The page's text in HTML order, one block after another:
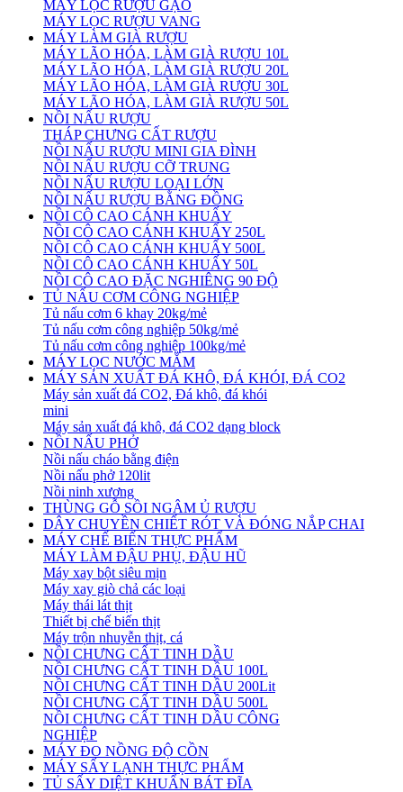
MÁY LỌC RƯỢU GẠO
MÁY LỌC RƯỢU VANG
MÁY LÀM GIÀ RƯỢU
MÁY LÃO HÓA, LÀM GIÀ RƯỢU 10L
MÁY LÃO HÓA, LÀM GIÀ RƯỢU 20L
MÁY LÃO HÓA, LÀM GIÀ RƯỢU 30L
MÁY LÃO HÓA, LÀM GIÀ RƯỢU 50L
NỒI NẤU RƯỢU
THÁP CHƯNG CẤT RƯỢU
NỒI NẤU RƯỢU MINI GIA ĐÌNH
NỒI NẤU RƯỢU CỠ TRUNG
NỒI NẤU RƯỢU LOẠI LỚN
NỒI NẤU RƯỢU BẰNG ĐỒNG
NỒI CÔ CAO CÁNH KHUẤY
NỒI CÔ CAO CÁNH KHUẤY 250L
NỒI CÔ CAO CÁNH KHUẤY 500L
NỒI CÔ CAO CÁNH KHUẤY 50L
NỒI CÔ CAO ĐẶC NGHIÊNG 90 ĐỘ
TỦ NẤU CƠM CÔNG NGHIỆP
Tủ nấu cơm 6 khay 20kg/mẻ
Tủ nấu cơm công nghiệp 50kg/mẻ
Tủ nấu cơm công nghiệp 100kg/mẻ
MÁY LỌC NƯỚC MẮM
MÁY SẢN XUẤT ĐÁ KHÔ, ĐÁ KHÓI, ĐÁ CO2
Máy sản xuất đá CO2, Đá khô, đá khói
mini
Máy sản xuất đá khô, đá CO2 dạng block
NỒI NẤU PHỞ
Nồi nấu cháo bằng điện
Nồi nấu phở 120lit
Nồi ninh xương
THÙNG GỖ SỒI NGÂM Ủ RƯỢU
DÂY CHUYỀN CHIẾT RÓT VÀ ĐÓNG NẮP CHAI
MÁY CHẾ BIẾN THỰC PHẨM
MÁY LÀM ĐẬU PHỤ, ĐẬU HŨ
Máy xay bột siêu mịn
Máy xay giò chả các loại
Máy thái lát thịt
Thiết bị chế biến thịt
Máy trộn nhuyễn thịt, cá
NỒI CHƯNG CẤT TINH DẦU
NỒI CHƯNG CẤT TINH DẦU 100L
NỒI CHƯNG CẤT TINH DẦU 200Lit
NỒI CHƯNG CẤT TINH DẦU 500L
NỒI CHƯNG CẤT TINH DẦU CÔNG
NGHIỆP
MÁY ĐO NỒNG ĐỘ CỒN
MÁY SẤY LẠNH THỰC PHẨM
TỦ SẤY DIỆT KHUẨN BÁT ĐĨA